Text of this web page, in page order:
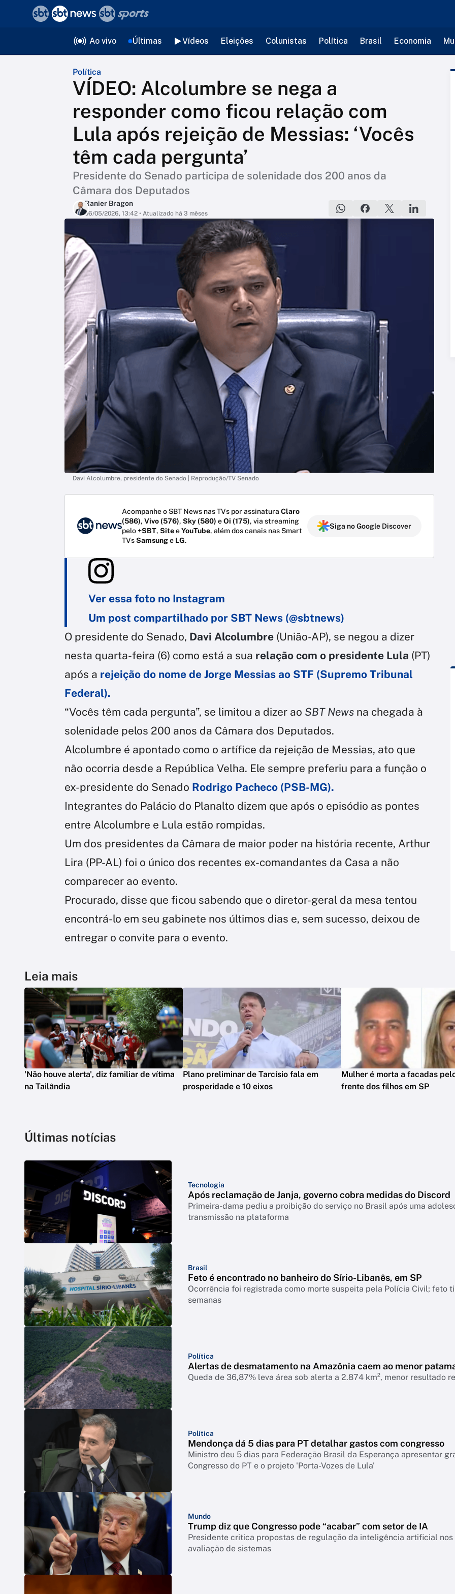
Ao vivo Últimas Vídeos Eleições Colunistas Política Brasil Economia
Política
VÍDEO: Alcolumbre se nega a
responder como ficou relação com
Lula após rejeição de Messias: ‘Vocês
têm cada pergunta’
Presidente do Senado participa de solenidade dos 200 anos da
Câmara dos Deputados
Ranier Bragon
06/05/2026, 13:42 • Atualizado há 3 mêses
Davi Alcolumbre, presidente do Senado | Reprodução/TV Senado
Acompanhe o SBT News nas TVs por assinatura Claro
(586), Vivo (576), Sky (580) eOi (175), via streaming
pelo+SBT, SiteeYouTube, além dos canais nas Smart
TVsSamsunge LG.
Siga no Google Discover
Ver essa foto no Instagram
Um post compartilhado por SBT News (@sbtnews)
O presidente do Senado, Davi Alcolumbre (União-AP), se negou a dizer
nesta quarta-feira (6) como está a sua relação com o presidente Lula (PT)
após a rejeição do nome de Jorge Messias ao STF (Supremo Tribunal
Federal).
“Vocês têm cada pergunta”, se limitou a dizer ao SBT News na chegada à
solenidade pelos 200 anos da Câmara dos Deputados.
Alcolumbre é apontado como o artífice da rejeição de Messias, ato que
não ocorria desde a República Velha. Ele sempre preferiu para a função o
ex-presidente do Senado Rodrigo Pacheco (PSB-MG).
Integrantes do Palácio do Planalto dizem que após o episódio as pontes
entre Alcolumbre e Lula estão rompidas.
Um dos presidentes da Câmara de maior poder na história recente, Arthur
Lira (PP-AL) foi o único dos recentes ex-comandantes da Casa a não
comparecer ao evento.
Procurado, disse que ficou sabendo que o diretor-geral da mesa tentou
encontrá-lo em seu gabinete nos últimos dias e, sem sucesso, deixou de
entregar o convite para o evento.
Leia mais
'Não houve alerta', diz familiar de vítima
na Tailândia
Plano preliminar de Tarcísio fala em
prosperidade e 10 eixos
Mulher é morta a facadas
frente dos filhos em SP
Últimas notícias
Tecnologia
Após reclamação de Janja, governo cobra medidas do Discord
Primeira-dama pediu a proibição do serviço no Brasil após uma
transmissão na plataforma
Brasil
Feto é encontrado no banheiro do Sírio-Libanês, em SP
Ocorrência foi registrada como morte suspeita pela Polícia Civil; feto
semanas
Política
Alertas de desmatamento na Amazônia caem ao menor
Queda de 36,87% leva área sob alerta a 2.874 km², menor resultado
Política
Mendonça dá 5 dias para PT detalhar gastos com congresso
Ministro deu 5 dias para Federação Brasil da Esperança apresentar
Congresso do PT e o projeto 'Porta-Vozes de Lula'
Mundo
Trump diz que Congresso pode “acabar” com setor de IA
Presidente critica propostas de regulação da inteligência artificial nos
avaliação de sistemas
voltar
Editorias